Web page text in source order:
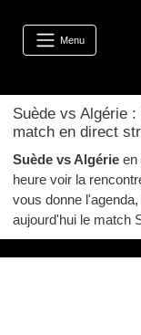
Suède vs Algérie
match en direct
Suède vs Algérie en
heure voir la
vous donne
aujourd'hui le match
Menu